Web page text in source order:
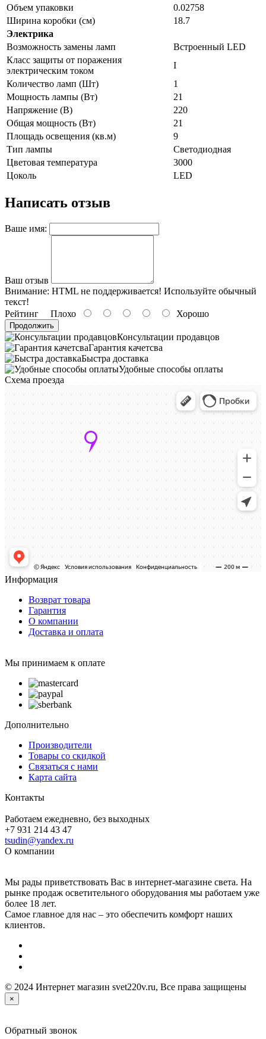
Объем упаковки
0.02758
Ширина коробки (см)
18.7
Электрика
Возможность замены ламп
Встроенный LED
Класс защиты от поражения
электрическим током
I
Количество ламп (Шт)
1
Мощность лампы (Вт)
21
Напряжение (В)
220
Общая мощность (Вт)
21
Площадь освещения (кв.м)
9
Тип лампы
Светодиодная
Цветовая температура
3000
Цоколь
LED
Написать отзыв
Ваше имя:
Ваш отзыв
Внимание: HTML не поддерживается! Используйте обычный
текст!
Рейтинг Плохо Хорошо
Продолжить
Консультации продавцов
Гарантия качетсва
Быстра доставка
Удобные способы оплаты
Схема проезда
Информация
Возврат товара
Гарантия
О компании
Доставка и оплата
Мы принимаем к оплате
Дополнительно
Производители
Товары со скидкой
Связаться с нами
Карта сайта
Контакты
Работаем ежедневно, без выходных
+7 931 214 43 47
tsudin@yandex.ru
О компании
Мы рады приветствовать Вас в интернет-магазине света. На
рынке продаж осветительного оборудования мы работаем уже
более 18 лет.
Самое главное для нас – это обеспечить комфорт наших
клиентов.
© 2024 Интернет магазин svet220v.ru, Все права защищены
×
Обратный звонок